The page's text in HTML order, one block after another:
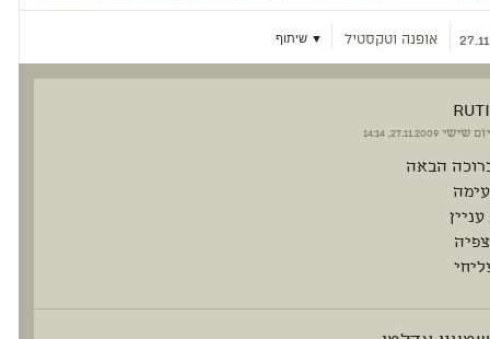
אופנה וטקסטיל ▼ שיתוף
RUTI
יום שישי
הבאה